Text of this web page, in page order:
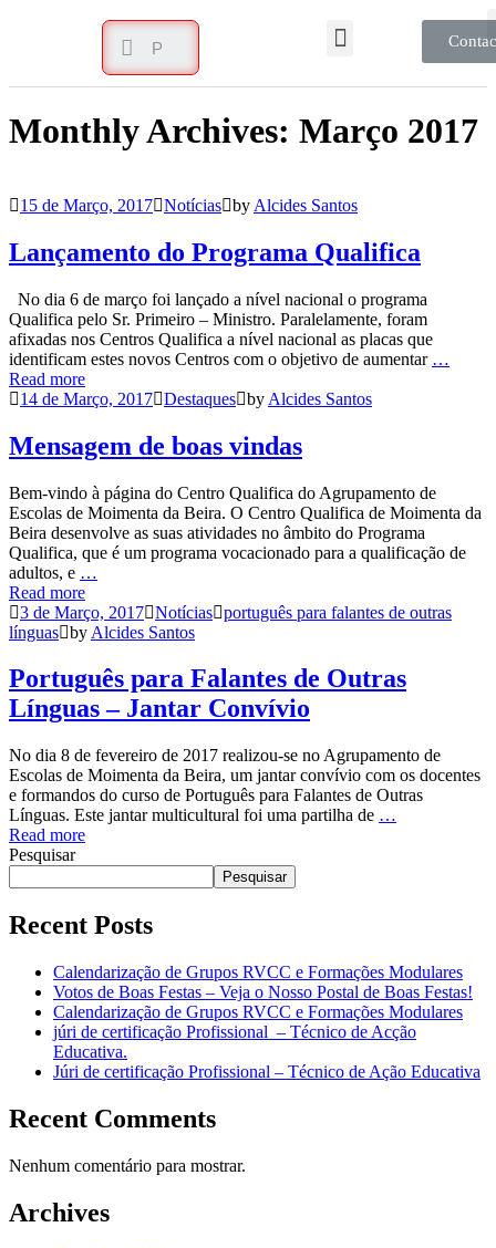
Monthly Archives: Março 2017
15 de Março, 2017 Notícias by Alcides Santos
Lançamento do Programa Qualifica
No dia 6 de março foi lançado a nível nacional o programa
Qualifica pelo Sr. Primeiro – Ministro. Paralelamente, foram
afixadas nos Centros Qualifica a nível nacional as placas que
identificam estes novos Centros com o objetivo de aumentar …
Read more
14 de Março, 2017 Destaques by Alcides Santos
Mensagem de boas vindas
Bem-vindo à página do Centro Qualifica do Agrupamento de
Escolas de Moimenta da Beira. O Centro Qualifica de Moimenta da
Beira desenvolve as suas atividades no âmbito do Programa
Qualifica, que é um programa vocacionado para a qualificação de
adultos, e …
Read more
3 de Março, 2017 Notícias português para falantes de outras
línguas by Alcides Santos
Português para Falantes de Outras
Línguas – Jantar Convívio
No dia 8 de fevereiro de 2017 realizou-se no Agrupamento de
Escolas de Moimenta da Beira, um jantar convívio com os docentes
e formandos do curso de Português para Falantes de Outras
Línguas. Este jantar multicultural foi uma partilha de …
Read more
Pesquisar
Pesquisar
Recent Posts
Calendarização de Grupos RVCC e Formações Modulares
Votos de Boas Festas – Veja o Nosso Postal de Boas Festas!
Calendarização de Grupos RVCC e Formações Modulares
júri de certificação Profissional – Técnico de Acção
Educativa.
Júri de certificação Profissional – Técnico de Ação Educativa
Recent Comments
Nenhum comentário para mostrar.
Archives